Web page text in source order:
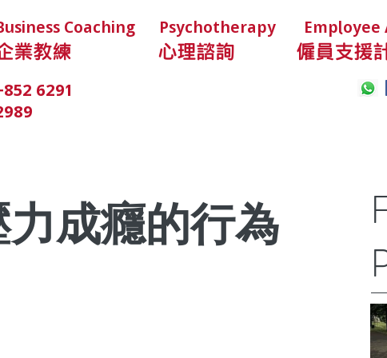
6291
Coaching Psychotherapy Employee
業教練 心理諮詢 僱員支援
成癮的行為